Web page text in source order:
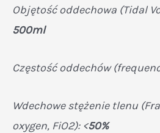
Objętość oddechowa (Tidal
500ml
Częstość oddechów
Wdechowe stężenie tlenu
oxygen, FiO2): <50%